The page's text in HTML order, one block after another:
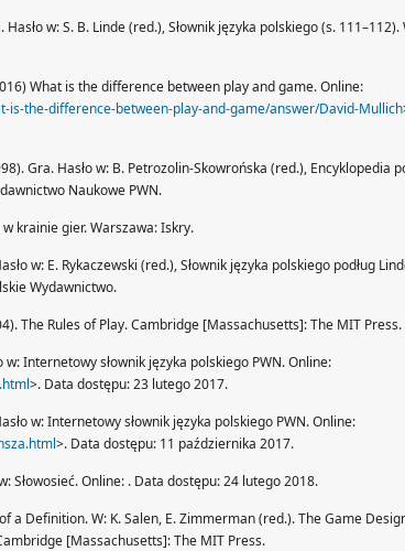
w: S. B. Linde (red.), Słownik języka polskiego (s.
What is the difference between play and game. Online:
is-the-difference-between-play-and-game/answer/David-Mullich
Gra. Hasło w: B. Petrozolin-Skowrońska (red.), Encyklopedia
Naukowe PWN.
krainie gier. Warszawa: Iskry.
w: E. Rykaczewski (red.), Słownik języka polskiego podług
Wydawnictwo.
The Rules of Play. Cambridge [Massachusetts]: The MIT Press.
w: Internetowy słownik języka polskiego PWN. Online:
>. Data dostępu: 23 lutego 2017.
w: Internetowy słownik języka polskiego PWN. Online:
>. Data dostępu: 11 października 2017.
Słowosieć. Online: . Data dostępu: 24 lutego 2018.
a Definition. W: K. Salen, E. Zimmerman (red.). The Game
[Massachusetts]: The MIT Press.